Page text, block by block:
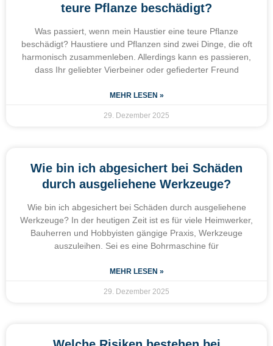
teure Pflanze beschädigt?
Was passiert, wenn mein Haustier eine teure Pflanze
beschädigt? Haustiere und Pflanzen sind zwei Dinge, die oft
harmonisch zusammenleben. Allerdings kann es passieren,
dass Ihr geliebter Vierbeiner oder gefiederter Freund
MEHR LESEN »
29. Dezember 2025
Wie bin ich abgesichert bei Schäden
durch ausgeliehene Werkzeuge?
Wie bin ich abgesichert bei Schäden durch ausgeliehene
Werkzeuge? In der heutigen Zeit ist es für viele Heimwerker,
Bauherren und Hobbyisten gängige Praxis, Werkzeuge
auszuleihen. Sei es eine Bohrmaschine für
MEHR LESEN »
29. Dezember 2025